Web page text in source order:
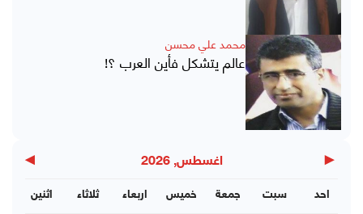
محمد علي محسن
عالم يتشكل فأين العرب ؟!
◀ اغسطس, 2026 ▶
اثنين ثلاثاء اربعاء خميس جمعة سبت احد